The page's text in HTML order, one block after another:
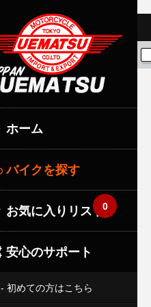
ホーム
バイクを探す
お気に入りリスト0
安心のサポート
- 初めての方はこちら